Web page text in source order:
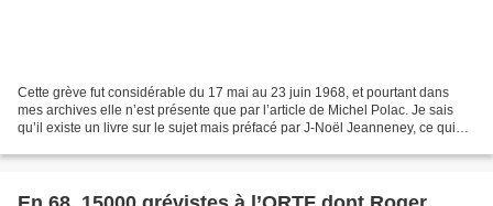
Cette grève fut considérable du 17 mai au 23 juin 1968, et pourtant dans
mes archives elle n’est présente que par l’article de Michel Polac. Je sais
qu’il existe un livre sur le sujet mais préfacé par J-Noël Jeanneney, ce qui